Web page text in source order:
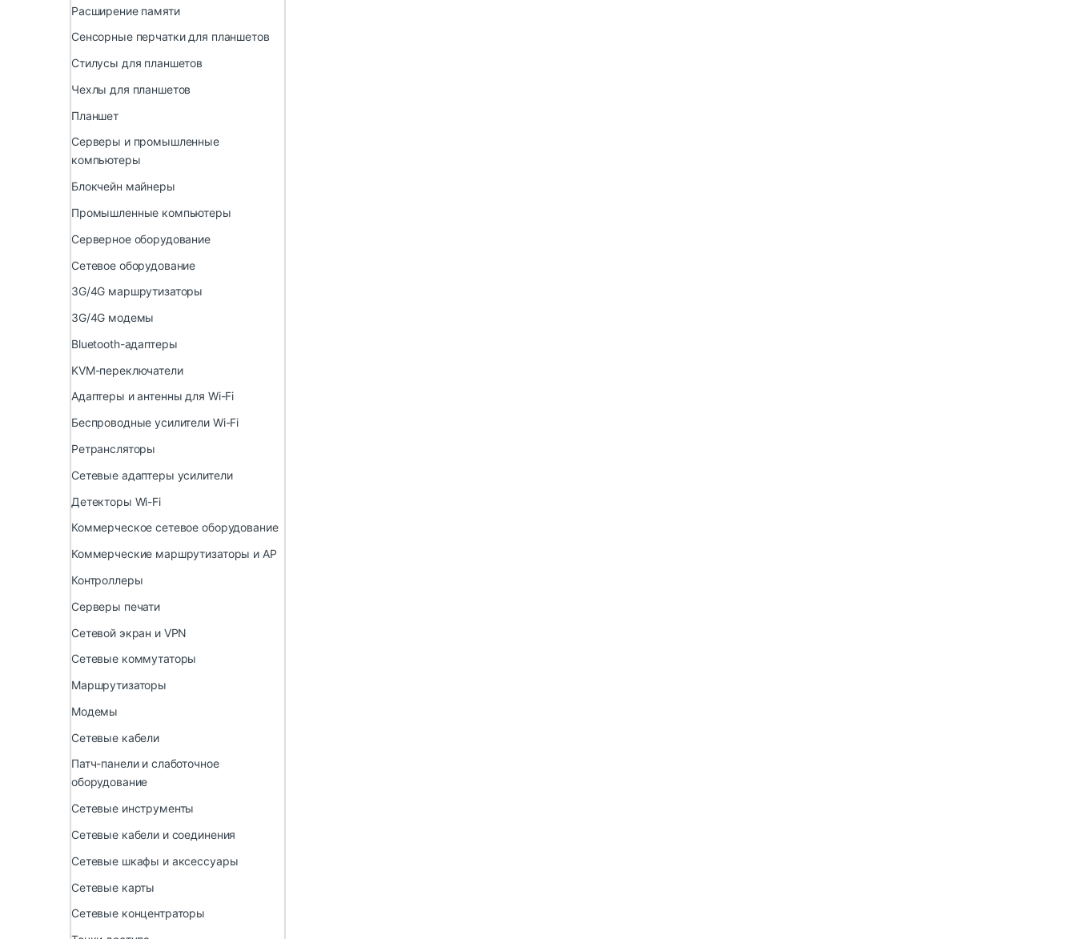
Расширение памяти
Сенсорные перчатки для планшетов
Стилусы для планшетов
Чехлы для планшетов
Планшет
Серверы и промышленные
компьютеры
Блокчейн майнеры
Промышленные компьютеры
Серверное оборудование
Сетевое оборудование
3G/4G маршрутизаторы
3G/4G модемы
Bluetooth-адаптеры
KVM-переключатели
Адаптеры и антенны для Wi-Fi
Беспроводные усилители Wi-Fi
Ретрансляторы
Сетевые адаптеры усилители
Детекторы Wi-Fi
Коммерческое сетевое оборудование
Коммерческие маршрутизаторы и AP
Контроллеры
Серверы печати
Сетевой экран и VPN
Сетевые коммутаторы
Маршрутизаторы
Модемы
Сетевые кабели
Патч-панели и слаботочное
оборудование
Сетевые инструменты
Сетевые кабели и соединения
Сетевые шкафы и аксессуары
Сетевые карты
Сетевые концентраторы